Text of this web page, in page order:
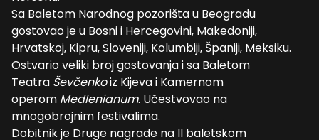
Sa Baletom Narodnog pozorišta u Beogradu
gostovao je u Bosni i Hercegovini, Makedoniji,
Hrvatskoj, Kipru, Sloveniji, Kolumbiji, Španiji, Meksiku.
Ostvario veliki broj gostovanja i sa Baletom
Teatra Ševčenkoiz Kijeva i Kamernom
operom Medlenianum. Učestvovao na
mnogobrojnim festivalima.
Dobitnik je Druge nagrade na II baletskom